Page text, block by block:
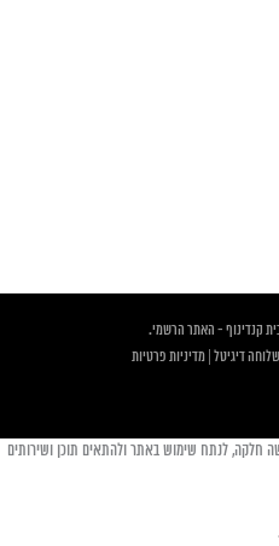
קנדינוף - האתר הרשמי.
דיגיטל מדיניות פרטיות
חלקה, לנתח שימוש באתר ולהתאים תוכן ושירותים